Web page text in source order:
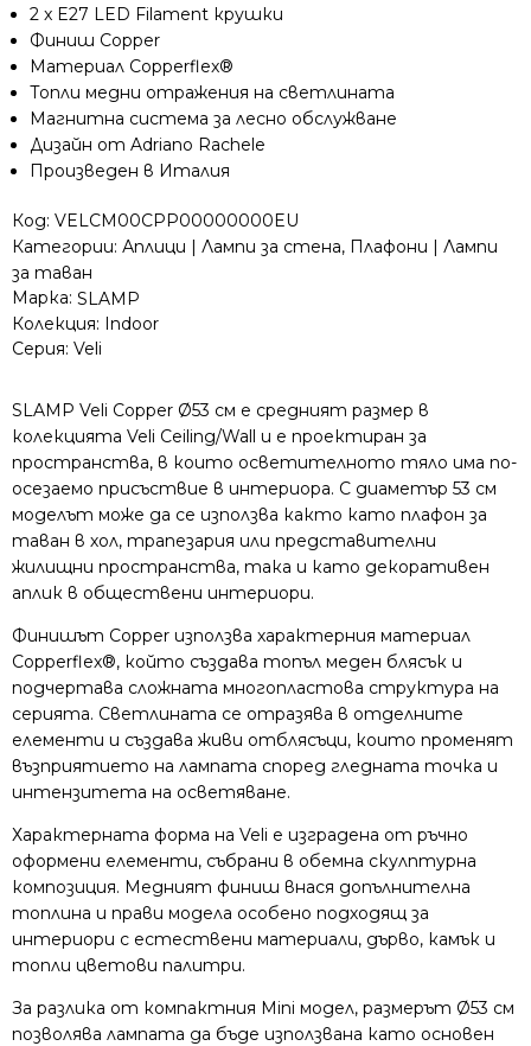
2 x E27 LED Filament крушки
Финиш Copper
Материал Copperflex®
Топли медни отражения на светлината
Магнитна система за лесно обслужване
Дизайн от Adriano Rachele
Произведен в Италия
Код: VELCM00CPP00000000EU
Категории: Аплици | Лампи за стена, Плафони | Лампи
за таван
Марка: SLAMP
Колекция: Indoor
Серия: Veli
SLAMP Veli Copper Ø53 см е средният размер в
колекцията Veli Ceiling/Wall и е проектиран за
пространства, в които осветителното тяло има по-
осезаемо присъствие в интериора. С диаметър 53 см
моделът може да се използва както като плафон за
таван в хол, трапезария или представителни
жилищни пространства, така и като декоративен
аплик в обществени интериори.
Финишът Copper използва характерния материал
Copperflex®, който създава топъл меден блясък и
подчертава сложната многопластова структура на
серията. Светлината се отразява в отделните
елементи и създава живи отблясъци, които променят
възприятието на лампата според гледната точка и
интензитета на осветяване.
Характерната форма на Veli е изградена от ръчно
оформени елементи, събрани в обемна скулптурна
композиция. Медният финиш внася допълнителна
топлина и прави модела особено подходящ за
интериори с естествени материали, дърво, камък и
топли цветови палитри.
За разлика от компактния Mini модел, размерът Ø53 см
позволява лампата да бъде използвана като основен